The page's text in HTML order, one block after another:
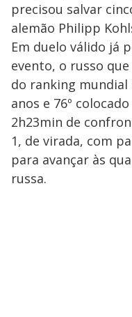
precisou salvar
alemão Philipp
Em duelo válido já
evento, o russo
do ranking mundial
anos e 76º
2h23min de
1, de virada, com
para avançar às
russa.